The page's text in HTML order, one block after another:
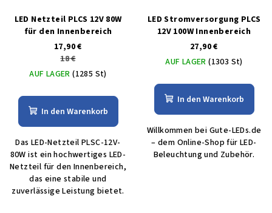
LED Netzteil PLCS 12V 80W
für den Innenbereich
17,90 €
18 €
AUF LAGER(1285 St)
In den Warenkorb
Das LED-Netzteil PLSC-12V-
80W ist ein hochwertiges LED-
Netzteil für den Innenbereich,
das eine stabile und
zuverlässige Leistung bietet.
LED Stromversorgung PLCS
12V 100W Innenbereich
27,90 €
AUF LAGER(1303 St)
In den Warenkorb
Willkommen bei Gute-LEDs.de
– dem Online-Shop für LED-
Beleuchtung und Zubehör.